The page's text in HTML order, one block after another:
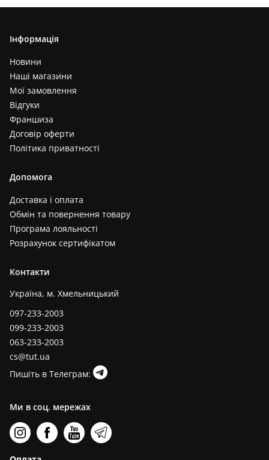
Інформація
Новини
Наші магазини
Мої замовлення
Відгуки
Франшиза
Договір оферти
Політика приватності
Допомога
Доставка і оплата
Обмін та повернення товару
Програма лояльності
Розрахунок сертифікатом
Контакти
Україна, м. Хмельницький
097-233-2003
099-233-2003
063-233-2003
cs@tut.ua
Пишіть в Телеграм:
Ми в соц. мережах